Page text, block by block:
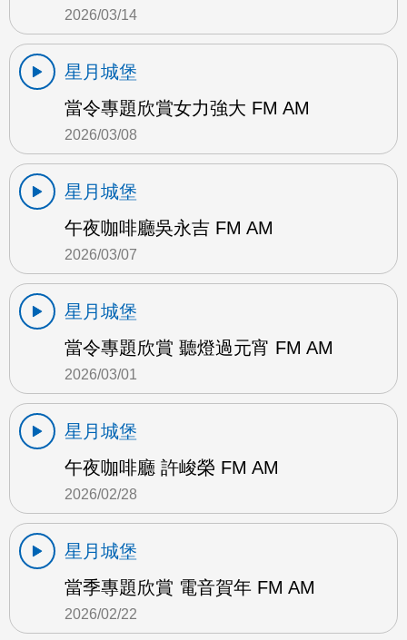
2026/03/14
星月城堡
當令專題欣賞女力強大 FM AM
2026/03/08
星月城堡
午夜咖啡廳吳永吉 FM AM
2026/03/07
星月城堡
當令專題欣賞 聽燈過元宵 FM AM
2026/03/01
星月城堡
午夜咖啡廳 許峻榮 FM AM
2026/02/28
星月城堡
當季專題欣賞 電音賀年 FM AM
2026/02/22